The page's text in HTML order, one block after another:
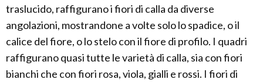
traslucido, raffigurano i fiori di calla da diverse
angolazioni, mostrandone a volte solo lo spadice, o il
calice del fiore, o lo stelo con il fiore di profilo. I quadri
raffigurano quasi tutte le varietà di calla, sia con fiori
bianchi che con fiori rosa, viola, gialli e rossi. I fiori di